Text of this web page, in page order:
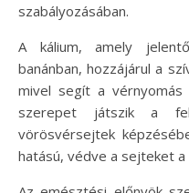
szabályozásában.
A kálium, amely
banánban, hozzájárul a
mivel segít a vérnyomás
szerepet játszik a
vörösvérsejtek
hatású, védve a sejteket